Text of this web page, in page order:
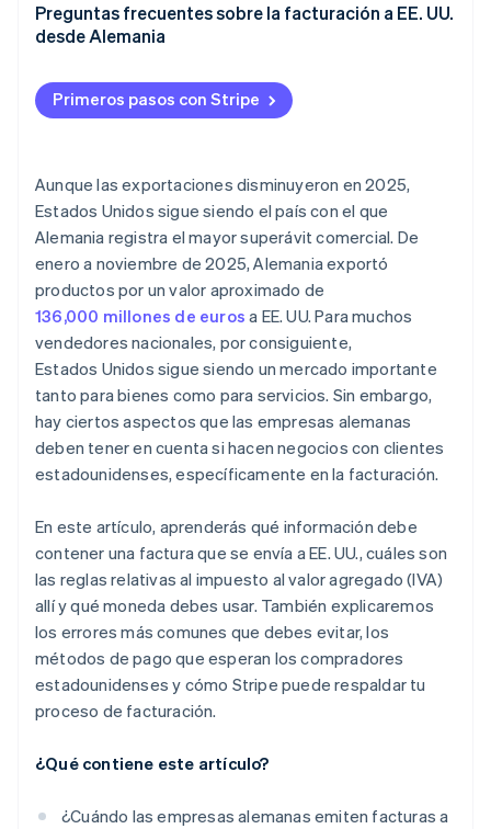
Preguntas frecuentes sobre la facturación a EE. UU.
desde Alemania
Primeros pasos con Stripe
Aunque las exportaciones disminuyeron en 2025,
Estados Unidos sigue siendo el país con el que
Alemania registra el mayor superávit comercial. De
enero a noviembre de 2025, Alemania exportó
productos por un valor aproximado de
136,000 millones de euros a EE. UU. Para muchos
vendedores nacionales, por consiguiente,
Estados Unidos sigue siendo un mercado importante
tanto para bienes como para servicios. Sin embargo,
hay ciertos aspectos que las empresas alemanas
deben tener en cuenta si hacen negocios con clientes
estadounidenses, específicamente en la facturación.
En este artículo, aprenderás qué información debe
contener una factura que se envía a EE. UU., cuáles son
las reglas relativas al impuesto al valor agregado (IVA)
allí y qué moneda debes usar. También explicaremos
los errores más comunes que debes evitar, los
métodos de pago que esperan los compradores
estadounidenses y cómo Stripe puede respaldar tu
proceso de facturación.
¿Qué contiene este artículo?
¿Cuándo las empresas alemanas emiten facturas a